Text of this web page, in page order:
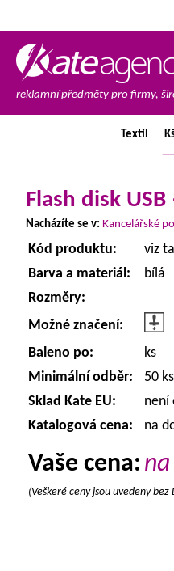
reklamní předměty pro firmy,
Textil
Flash disk
Nacházíte se v: Kancelářské
Kód produktu:
viz
Barva a materiál:
bílá
Rozměry:
Možné značení:
Baleno po:
ks
Minimální odběr:
50 ks
Sklad Kate EU:
není
Katalogová cena:
na
Vaše cena:
(Veškeré ceny jsou uvedeny bez